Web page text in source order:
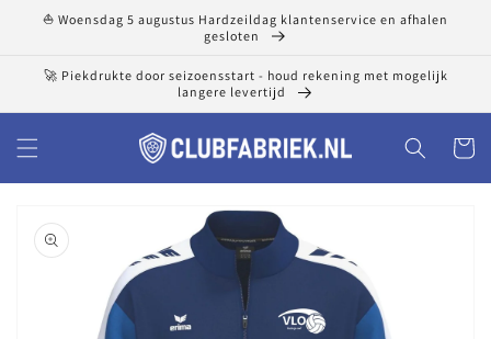
naar de
⛵ Woensdag 5 augustus Hardzeildag klantenservice en afhalen
gesloten
🚀 Piekdrukte door seizoensstart - houd rekening met mogelijk
langere levertijd